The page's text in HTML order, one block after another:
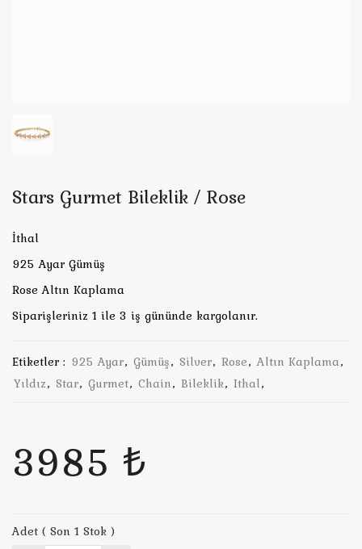
Stars Gurmet Bileklik / Rose
İthal
925 Ayar Gümüş
Rose Altın Kaplama
Siparişleriniz 1 ile 3 iş gününde kargolanır.
Etiketler : 925 Ayar, Gümüş, Silver, Rose, Altın Kaplama,
Yıldız, Star, Gurmet, Chain, Bileklik, Ithal,
3985 ₺
Adet ( Son 1 Stok )